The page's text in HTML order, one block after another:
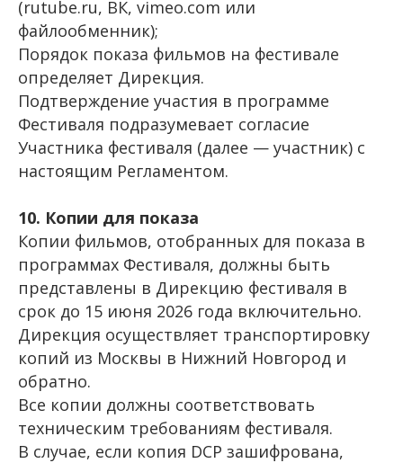
(rutube.ru, ВК, vimeo.com или
файлообменник);
Порядок показа фильмов на фестивале
определяет Дирекция.
Подтверждение участия в программе
Фестиваля подразумевает согласие
Участника фестиваля (далее — участник) с
настоящим Регламентом.
10. Копии для показа
Копии фильмов, отобранных для показа в
программах Фестиваля, должны быть
представлены в Дирекцию фестиваля в
срок до 15 июня 2026 года включительно.
Дирекция осуществляет транспортировку
копий из Москвы в Нижний Новгород и
обратно.
Все копии должны соответствовать
техническим требованиям фестиваля.
В случае, если копия DCP зашифрована,